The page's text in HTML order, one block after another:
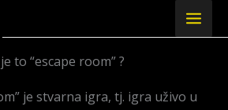
to “escape room” ?
je stvarna igra, tj. igra uživo u